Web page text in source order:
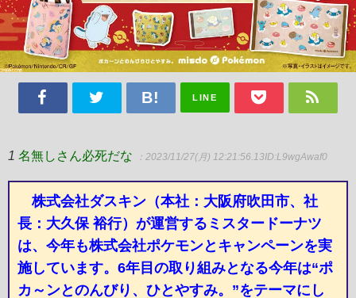
LINE
1 名無しさん必死だな ：2023/11/27(月) 12:21:56.13ID:L9wgAwaf0
株式会社ダスキン（本社：大阪府吹田市、社
長：大久保 裕行）が運営するミスタードーナツ
は、今年も株式会社ポケモンとキャンペーンを実
施しています。6年目の取り組みとなる今年は“ポ
カ～ンとのんびり、ひとやすみ。”をテーマにし